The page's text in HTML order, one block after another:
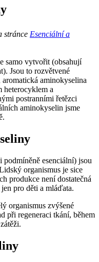
stránce Esenciální a
samo vytvořit (obsahují
Jsou to rozvětvené
aromatická aminokyselina
heterocyklem a
postranními řetězci
aminokyselin jsme
podmíněně esenciální) jsou
organismus je sice
produkce není dostatečná
pro děti a mláďata.
organismus zvýšené
při regeneraci tkání, během